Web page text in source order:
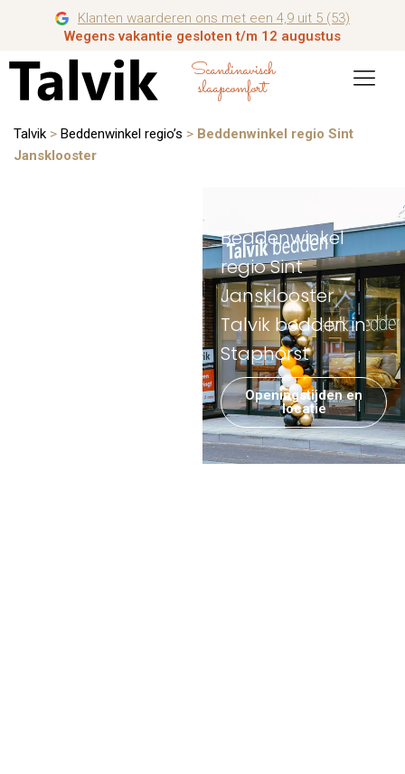
Klanten waarderen ons met een 4,9 uit 5 (53)
Wegens vakantie gesloten t/m 12 augustus
Scandinavisch
slaapcomfort
Talvik > Beddenwinkel regio’s > Beddenwinkel regio Sint
Jansklooster
Beddenwinkel
regio Sint
Jansklooster
Talvik bedden in
Staphorst
Openingstijden en
locatie